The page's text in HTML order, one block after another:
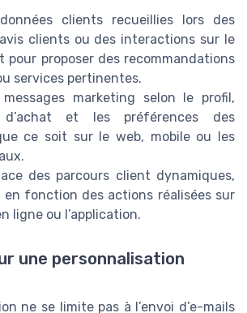
clients recueillies lors des
clients ou des interactions sur le
pour proposer des recommandations
services pertinentes.
marketing selon le profil,
d’achat et les préférences des
ce soit sur le web, mobile ou les
des parcours client dynamiques,
fonction des actions réalisées sur
ligne ou l’application.
une personnalisation
ne se limite pas à l’envoi d’e-mails